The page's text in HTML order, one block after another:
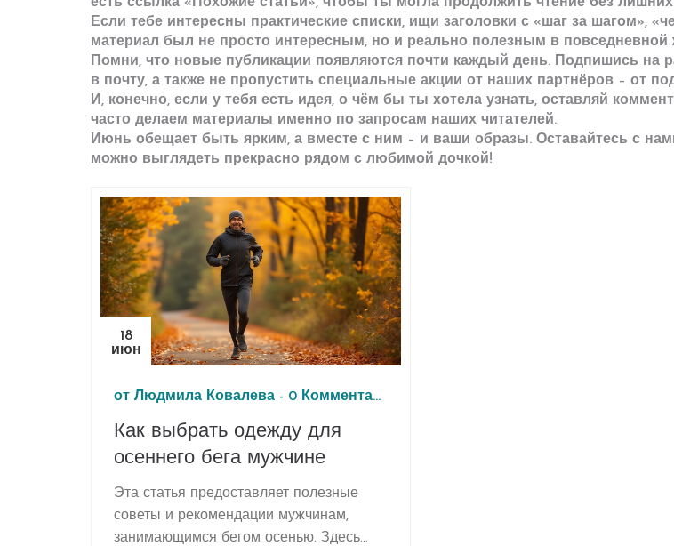
Если тебе интересны практические списки, ищи заголовки с «шаг за шагом»,
материал был не просто интересным, но и реально полезным в повседневной
Помни, что новые публикации появляются почти каждый день. Подпишись на
в почту, а также не пропустить специальные акции от наших партнёров – от
И, конечно, если у тебя есть идея, о чём бы ты хотела узнать, оставляй
часто делаем материалы именно по запросам наших читателей.
Июнь обещает быть ярким, а вместе с ним – и ваши образы. Оставайтесь с
можно выглядеть прекрасно рядом с любимой дочкой!
18
июн
от Людмила Ковалева - 0 Комментарии
Как выбрать одежду для
осеннего бега мужчине
Эта статья предоставляет полезные
советы и рекомендации мужчинам,
занимающимся бегом осенью. Здесь